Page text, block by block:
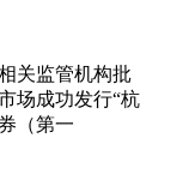
关监管机构批
场成功发行“杭
（第一